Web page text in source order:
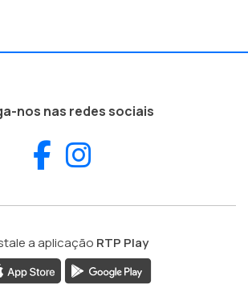
nos nas redes sociais
Facebook
a aplicação RTP Play